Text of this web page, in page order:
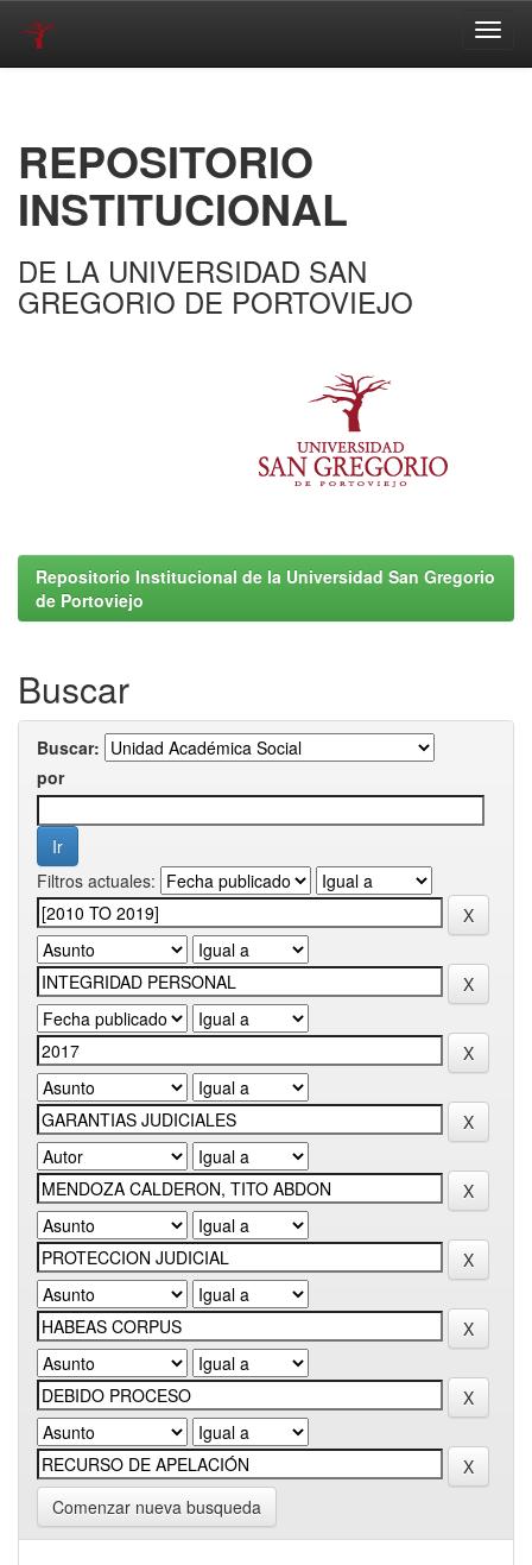
REPOSITORIO
INSTITUCIONAL
DE LA UNIVERSIDAD SAN
GREGORIO DE PORTOVIEJO
Repositorio Institucional de la Universidad San Gregorio
de Portoviejo
Buscar
Buscar:
por
Filtros actuales:
Comenzar nueva busqueda